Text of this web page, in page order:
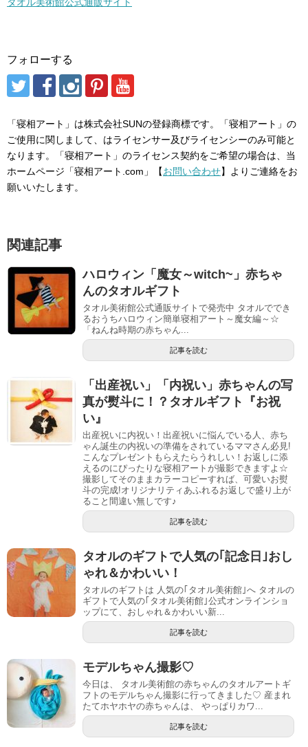
フォローする
「寝相アート」は株式会社SUNの登録商標です。「寝相アート」の
ご使用に関しまして、はライセンサー及びライセンシーのみ可能と
なります。「寝相アート」のライセンス契約をご希望の場合は、当
ホームページ「寝相アート.com」【お問い合わせ】よりご連絡をお
願いいたします。
関連記事
ハロウィン「魔女～witch~」赤ちゃ
んのタオルギフト
タオル美術館公式通販サイトで発売中 タオルででき
るおうちハロウィン簡単寝相アート～魔女編～☆
「ねんね時期の赤ちゃん...
記事を読む
「出産祝い」「内祝い」赤ちゃんの写
真が熨斗に！？タオルギフト『お祝
い』
出産祝いに内祝い！出産祝いに悩んでいる人、赤ち
ゃん誕生の内祝いの準備をされているママさん必見!
こんなプレゼントもらえたらうれしい！お返しに添
えるのにぴったりな寝相アートが撮影できますよ☆
撮影してそのままカラーコピーすれば、可愛いお熨
斗の完成!オリジナリティあふれるお返しで盛り上が
ること間違い無しです♪
記事を読む
タオルのギフトで人気の｢記念日｣おし
ゃれ＆かわいい！
タオルのギフトは 人気の｢タオル美術館｣へ タオルの
ギフトで人気の｢タオル美術館｣公式オンラインショ
ップにて、おしゃれ＆かわいい新...
記事を読む
モデルちゃん撮影♡
今日は、 タオル美術館の赤ちゃんのタオルアートギ
フトのモデルちゃん撮影に行ってきました♡ 産まれ
たてホヤホヤの赤ちゃんは、 やっぱりカワ...
記事を読む